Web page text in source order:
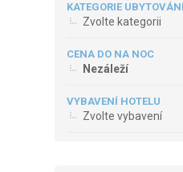
KATEGORIE UBYTOVÁNÍ
Zvolte kategorii
CENA DO NA NOC
Nezáleží
VYBAVENÍ HOTELU
Zvolte vybavení